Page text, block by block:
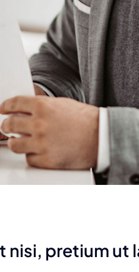
nisi, pretium ut